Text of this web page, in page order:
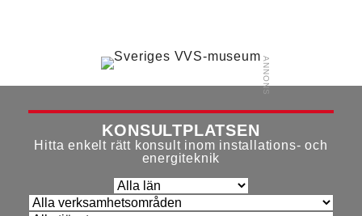
KONSULTPLATSEN
Hitta enkelt rätt konsult inom installations- och
energiteknik